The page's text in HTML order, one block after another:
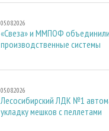
05.08.2026
«Свеза» и ММПОФ объединили
производственные системы
05.08.2026
Лесосибирский ЛДК №1
укладку мешков с пеллетами